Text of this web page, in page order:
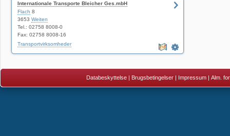
Internationale Transporte Bleicher Ges.mbH
Flach 8
3653 Weiten
Tel.: 02758 8008-0
Fax: 02758 8008-16
Transportvirksomheder
Databeskyttelse | Brugsbetingelser | Impressum | Alm.